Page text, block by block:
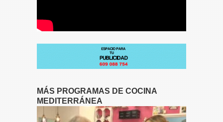
MÁS PROGRAMAS DE COCINA
MEDITERRÁNEA